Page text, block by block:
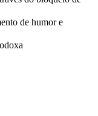
de humor e